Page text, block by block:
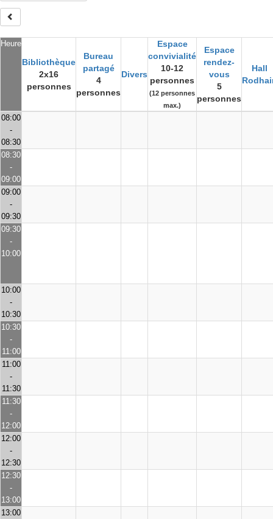
Heure
Bibliothèque
2x16
personnes
Bureau
partagé
4
personnes
Divers
Espace
convivialité
10-12
personnes
(12 personnes
max.)
Espace
rendez-
vous
5
personnes
Hall
08:00
-
08:30
08:30
-
09:00
09:00
-
09:30
09:30
-
10:00
10:00
-
10:30
10:30
-
11:00
11:00
-
11:30
11:30
-
12:00
12:00
-
12:30
12:30
-
13:00
13:00